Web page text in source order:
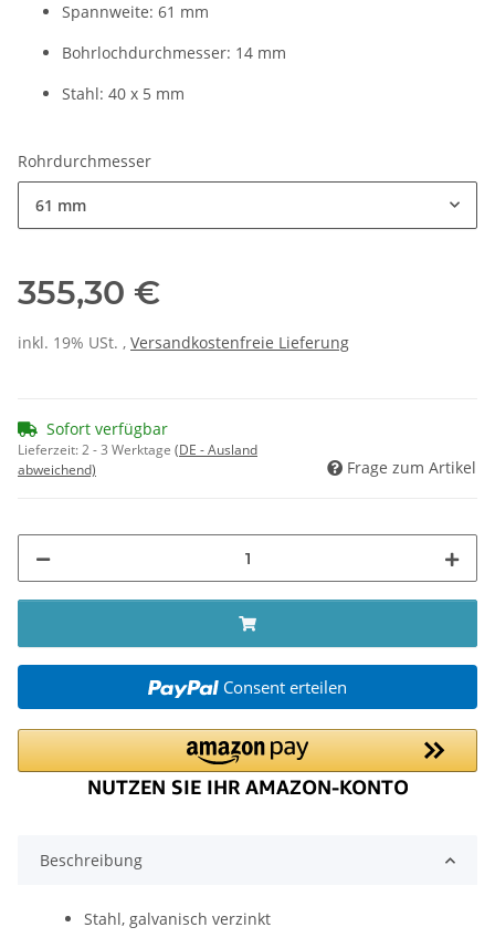
Spannweite: 61 mm
Bohrlochdurchmesser: 14 mm
Stahl: 40 x 5 mm
Rohrdurchmesser
61 mm
355,30 €
inkl. 19% USt. , Versandkostenfreie Lieferung
Sofort verfügbar
Lieferzeit:2 - 3 Werktage (DE - Ausland
abweichend)
Frage zum Artikel
Consent erteilen
Beschreibung
Stahl, galvanisch verzinkt